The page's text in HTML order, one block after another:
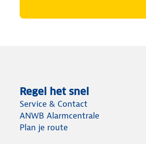
Regel het snel
Service & Contact
ANWB Alarmcentrale
Plan je route